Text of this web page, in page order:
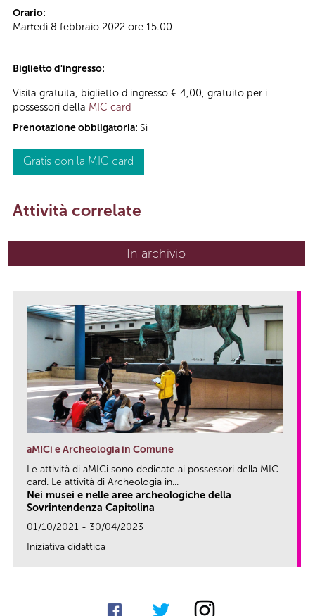
Orario:
Martedì 8 febbraio 2022 ore 15.00
Biglietto d'ingresso:
Visita gratuita, biglietto d'ingresso € 4,00, gratuito per i
possessori della MIC card
Prenotazione obbligatoria: Sì
Gratis con la MIC card
Attività correlate
In archivio
aMICi e Archeologia in Comune
Le attività di aMICi sono dedicate ai possessori della MIC
card. Le attività di Archeologia in...
Nei musei e nelle aree archeologiche della
Sovrintendenza Capitolina
01/10/2021 - 30/04/2023
Iniziativa didattica